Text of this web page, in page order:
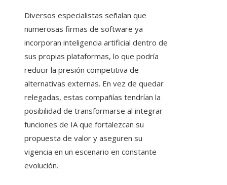
Diversos especialistas señalan que
numerosas firmas de software ya
incorporan inteligencia artificial dentro de
sus propias plataformas, lo que podría
reducir la presión competitiva de
alternativas externas. En vez de quedar
relegadas, estas compañías tendrían la
posibilidad de transformarse al integrar
funciones de IA que fortalezcan su
propuesta de valor y aseguren su
vigencia en un escenario en constante
evolución.